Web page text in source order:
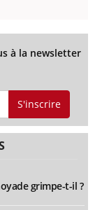
à la newsletter
S'inscrire
grimpe-t-il ?